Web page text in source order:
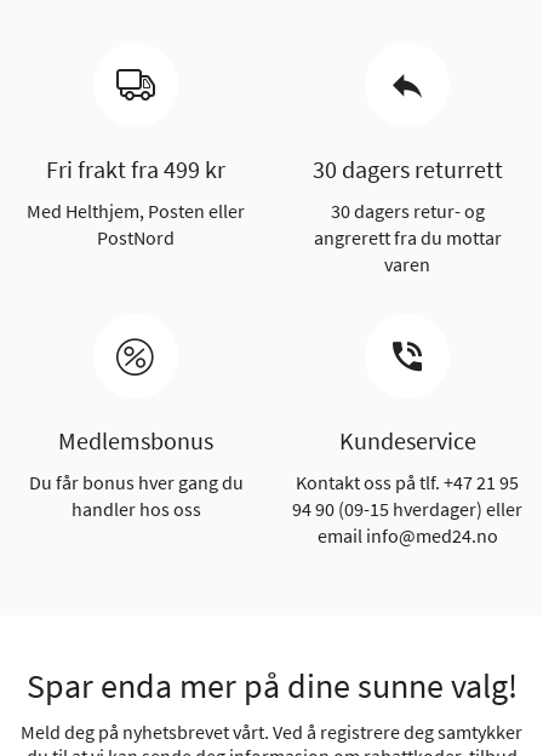
Fri frakt fra 499 kr
Med Helthjem, Posten eller
PostNord
30 dagers returrett
30 dagers retur- og
angrerett fra du mottar
varen
Medlemsbonus
Du får bonus hver gang du
handler hos oss
Kundeservice
Kontakt oss på tlf. +47 21 95
94 90 (09-15 hverdager) eller
email info@med24.no
Spar enda mer på dine sunne valg!
Meld deg på nyhetsbrevet vårt. Ved å registrere deg samtykker